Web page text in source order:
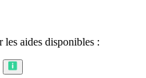
les aides disponibles :